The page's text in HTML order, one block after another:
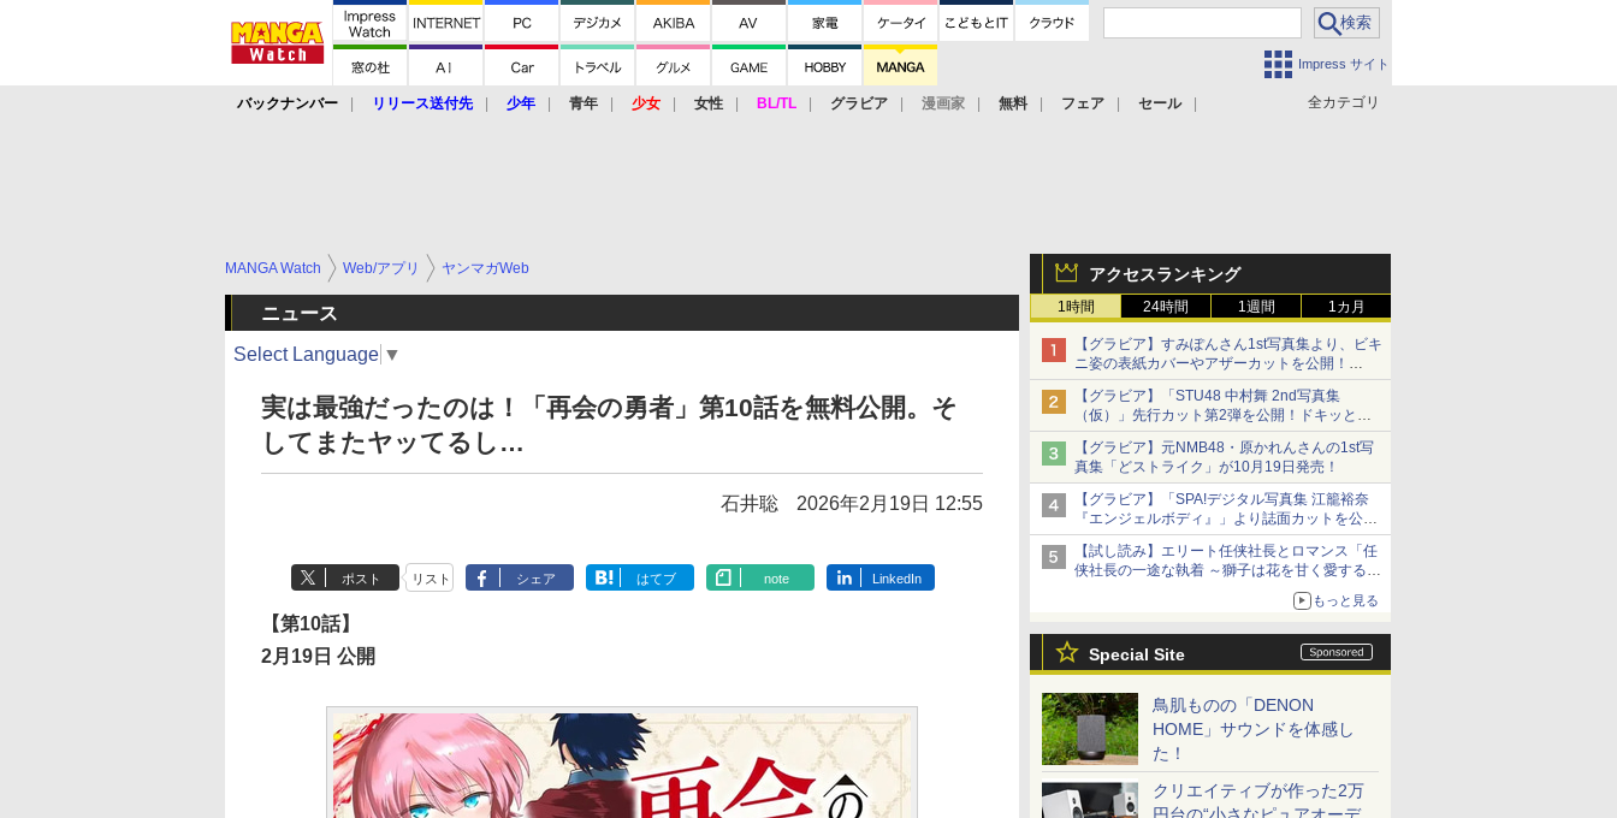
Impress サイト
全カテゴリ
バックナンバー リリース送付先 少年 青年 少女 女性 BL/TL グラビア 漫画家 無料 フェア セール
アクセスランキング
1時間 24時間 1週間 1カ月
【グラビア】すみぽんさん1st写真集より、ビキ
ニ姿の表紙カバーやアザーカットを公開！
タイトルは「offcourt（オフコート）」に決定
【グラビア】「STU48 中村舞 2nd写真集
（仮）」先行カット第2弾を公開！ドキッとす
るランジェリーカットなど新たな挑戦
【グラビア】元NMB48・原かれんさんの1st写
真集「どストライク」が10月19日発売！
【グラビア】「SPA!デジタル写真集 江籠裕奈
『エンジェルボディ』」より誌面カットを公
開！
【試し読み】エリート任侠社長とロマンス「任
侠社長の一途な執着 ～獅子は花を甘く愛する
もっと見る
Special Site
鳥肌ものの「DENON
HOME」サウンドを体感し
た！
クリエイティブが作った2万
MANGA Watch Web/アプリ ヤンマガWeb
ニュース
Select Language ▼
実は最強だったのは！「再会の勇者」第10話を無料公開。そ
してまたヤッてるし…
石井聡 2026年2月19日 12:55
ポスト リスト シェア はてブ note LinkedIn
【第10話】
2月19日 公開